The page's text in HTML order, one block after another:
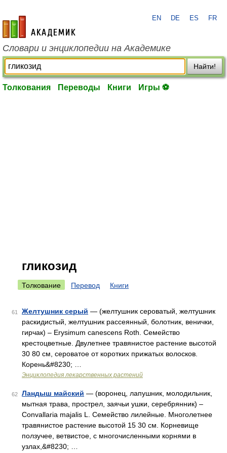
academic.ru
EN DE ES FR
Словари и энциклопедии на Академике
Найти!
Толкования Переводы Книги Игры ⚽
гликозид
Толкование Перевод Книги
61 Желтушник серый — (желтушник сероватый, желтушник
раскидистый, желтушник рассеянный, болотник, венички,
гирчак) – Erysimum canescens Roth. Семейство
крестоцветные. Двулетнее травянистое растение высотой
30 80 см, сероватое от коротких прижатых волосков.
Корень&#8230; …
Энциклопедия лекарственных растений
62 Ландыш майский — (воронец, лапушник, молодильник,
мытная трава, прострел, заячьи ушки, серебрянник) –
Convallaria majalis L. Семейство лилейные. Многолетнее
травянистое растение высотой 15 30 см. Корневище
ползучее, ветвистое, с многочисленными корнями в
узлах,&#8230; …